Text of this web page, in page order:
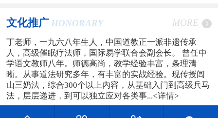
文化推广 HONORARY MORE
丁老师，一九六八年生人，中国道教正一派非遗传承
人，高级催眠疗法师，国际易学联合会副会长。 曾任中
学语文教师八年。师德高尚，教学经验丰富，条理清
晰。从事道法研究多年，有丰富的实战经验。现传授闾
山三奶法，综合300个以上内容，从基础入门到高级兵马
法，层层递进，到可以独立应对各类事...<详情>